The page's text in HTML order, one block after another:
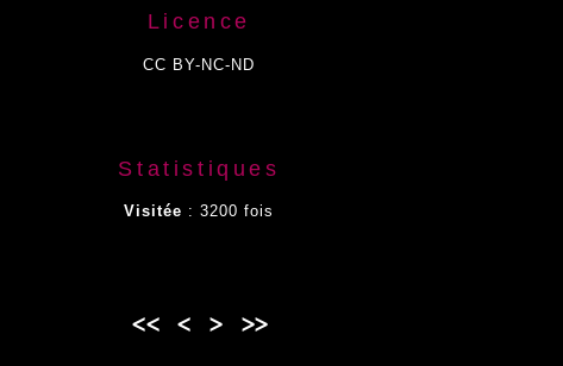
Licence
CC BY-NC-ND
Statistiques
Visitée : 3200 fois
<< < > >>